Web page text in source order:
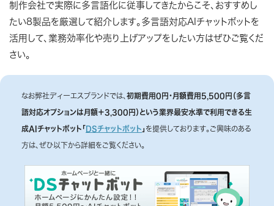
制作会社で実際に多言語化に従事してきたからこそ、おすすめし
たい8製品を厳選して紹介します。多言語対応AIチャットボットを
活用して、業務効率化や売り上げアップをしたい方はぜひご覧くだ
さい。
なお弊社ディーエスブランドでは、 初期費用0円・月額費用5,500円（多言
語対応オプションは月額＋3,300円） という業界最安水準で利用できる生
成AIチャットボット「DSチャットボット 」 を提供しております。ご興味のある
方は、ぜひ以下から詳細をご覧ください。